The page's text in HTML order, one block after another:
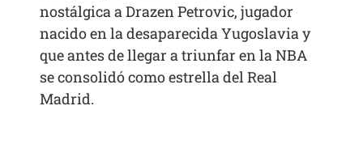
nostálgica a Drazen Petrovic, jugador
nacido en la desaparecida Yugoslavia y
que antes de llegar a triunfar en la NBA
se consolidó como estrella del Real
Madrid.